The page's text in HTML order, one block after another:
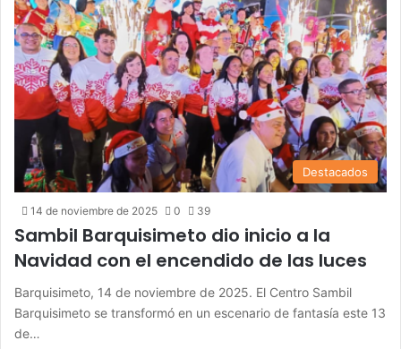
Destacados
14 de noviembre de 2025 0 39
Sambil Barquisimeto dio inicio a la
Navidad con el encendido de las luces
Barquisimeto, 14 de noviembre de 2025. El Centro Sambil
Barquisimeto se transformó en un escenario de fantasía este 13
de…